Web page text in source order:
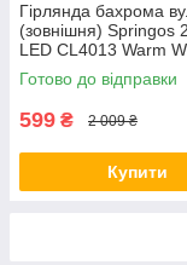
Гірлянда бахрома
(зовнішня) Springos
LED CL4013 Warm
ori6850
Готово до відправки
599 ₴ 2 009 ₴
Купити